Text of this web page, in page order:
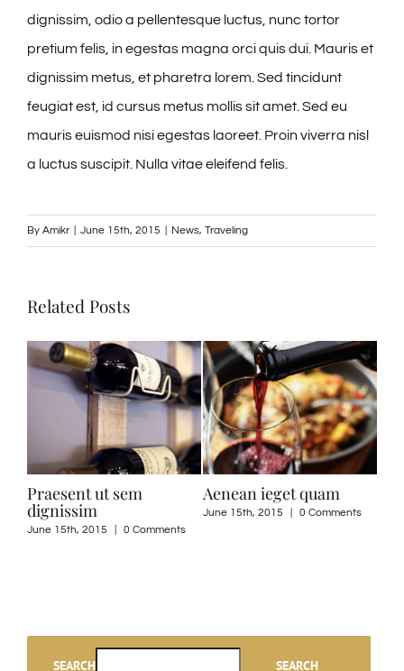
dignissim, odio a pellentesque luctus, nunc tortor
pretium felis, in egestas magna orci quis dui. Mauris et
dignissim metus, et pharetra lorem. Sed tincidunt
feugiat est, id cursus metus mollis sit amet. Sed eu
mauris euismod nisi egestas laoreet. Proin viverra nisl
a luctus suscipit. Nulla vitae eleifend felis.
By Amikr June 15th, 2015 News, Traveling
Related Posts
Praesent ut sem
dignissim
June 15th, 2015 0 Comments
Aenean ieget quam
June 15th, 2015 0 Comments
SEARCH SEARCH